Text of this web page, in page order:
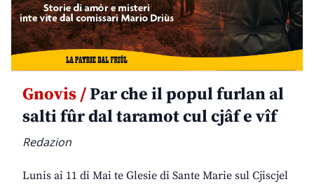
Gnovis /Par che il popul furlan al
salti fûr dal taramot cul cjâf e vîf
Redazion
Lunis ai 11 di Mai te Glesie di Sante Marie sul Cjiscjel